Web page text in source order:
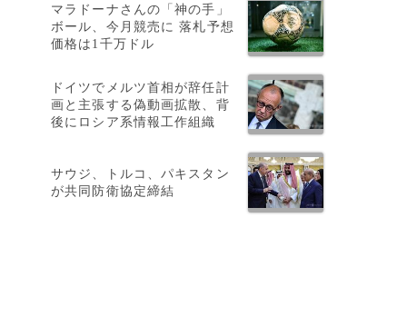
マラドーナさんの「神の手」
ボール、今月競売に 落札予想
価格は1千万ドル
ドイツでメルツ首相が辞任計
画と主張する偽動画拡散、背
後にロシア系情報工作組織
サウジ、トルコ、パキスタン
が共同防衛協定締結